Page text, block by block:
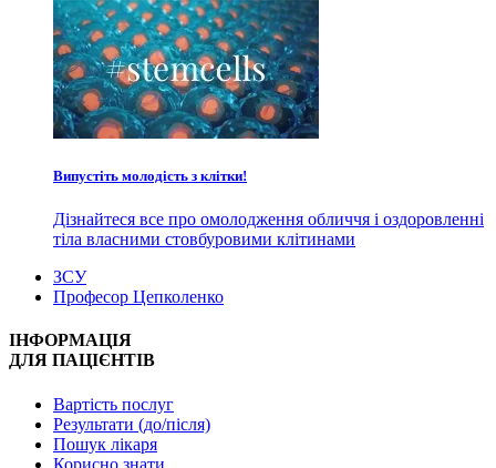
Випустіть молодість з клітки!
Дізнайтеся все про омолодження обличчя і оздоровленні
тіла власними стовбуровими клітинами
ЗСУ
Професор Цепколенко
ІНФОРМАЦІЯ
ДЛЯ ПАЦІЄНТІВ
Вартість послуг
Результати (до/після)
Пошук лікаря
Корисно знати